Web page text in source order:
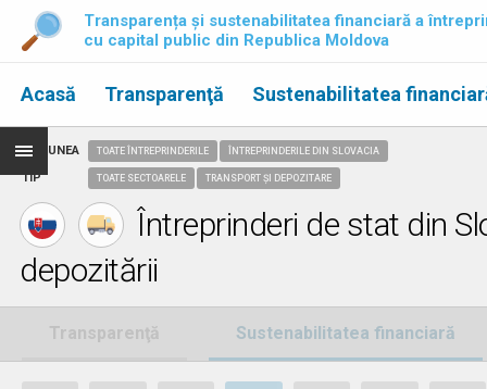
Transparența și sustenabilitatea financiară a
cu capital public din Republica Moldova
Acasă Transparenţă Sustenabilitatea
REGIUNEA
TIP
TOATE ÎNTREPRINDERILE ÎNTREPRINDERILE DIN SLOVACIA
TOATE SECTOARELE TRANSPORT ȘI DEPOZITARE
Întreprinderi de stat din
depozitării
Transparenţă Sustenabilitatea financiară